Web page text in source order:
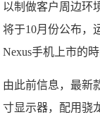
以制做客户周边环
将于10月份公布，
Nexus手机上市的時
由此前信息，最新
寸显示器，配用骁